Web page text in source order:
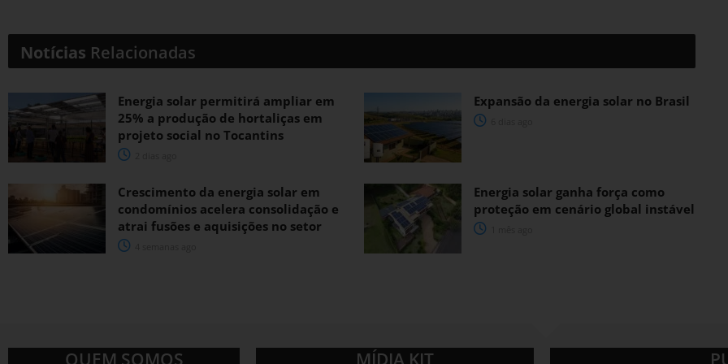
Notícias Relacionadas
Energia solar permitirá ampliar em
25% a produção de hortaliças em
projeto social no Tocantins
Expansão da energia solar no Brasil
Crescimento da energia solar em
condomínios acelera consolidação e
atrai fusões e aquisições no setor
Energia solar ganha força como
proteção em cenário global instável
QUEM SOMOS MÍDIA KIT